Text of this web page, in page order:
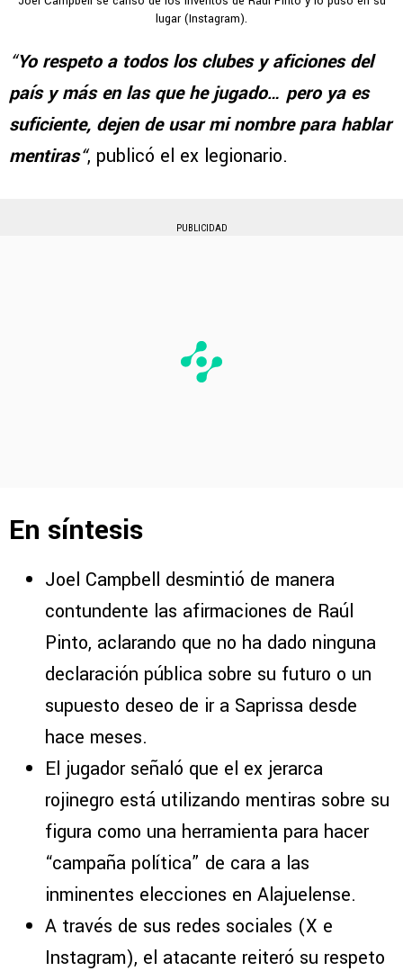
lugar (Instagram).
“Yo respeto a todos los clubes y aficiones del
país y más en las que he jugado… pero ya es
suficiente, dejen de usar mi nombre para hablar
mentiras“, publicó el ex legionario.
PUBLICIDAD
En síntesis
Joel Campbell desmintió de manera
contundente las afirmaciones de Raúl
Pinto, aclarando que no ha dado ninguna
declaración pública sobre su futuro o un
supuesto deseo de ir a Saprissa desde
hace meses.
El jugador señaló que el ex jerarca
rojinegro está utilizando mentiras sobre su
figura como una herramienta para hacer
“campaña política” de cara a las
inminentes elecciones en Alajuelense.
A través de sus redes sociales (X e
Instagram), el atacante reiteró su respeto